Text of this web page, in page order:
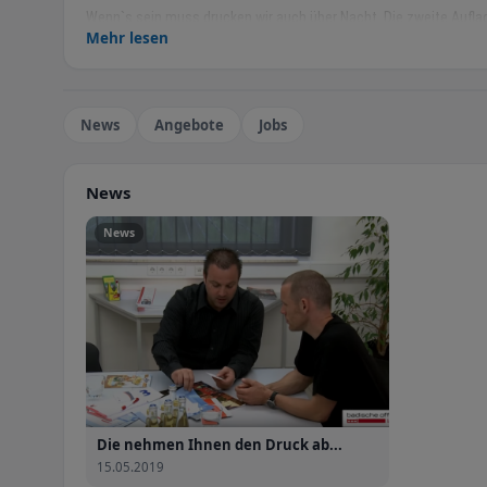
Ihre Daten sind bei uns sicher archiviert. Kein Wunder, dass wir in
Mehr lesen
News Angebote Jobs
News
News
Die nehmen Ihnen den Druck ab...
15.05.2019